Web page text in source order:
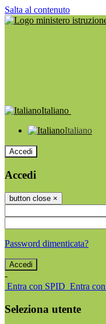
Salta al contenuto
Italiano
Italiano
Accedi
Accedi
button close ×
Password dimenticata?
-
Entra con SPID Entra
Seleziona utente